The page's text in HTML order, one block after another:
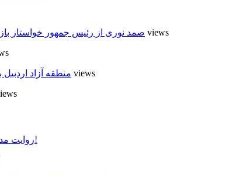
صمد نوری از رئیس جمهور خواستار 5 views
منطقه آزاد 4 views
روایت مدرسه «لوله دره» در اسلام آبادمغان که شبیه مدارس جنگ زده است!